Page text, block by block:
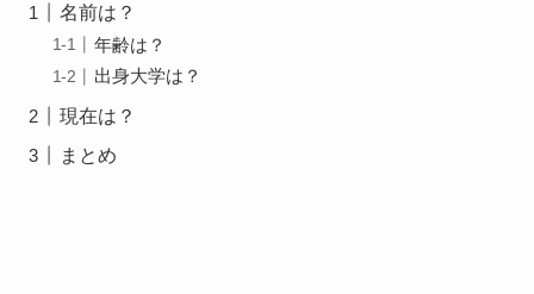
名前は？
年齢は？
出身大学は？
現在は？
まとめ